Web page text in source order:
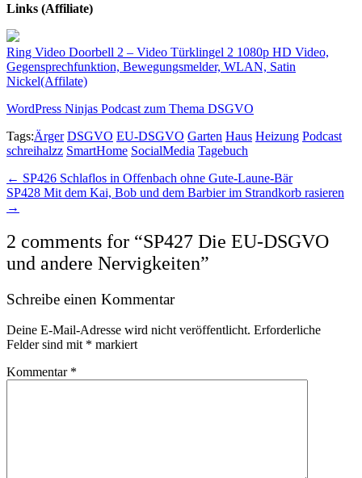
Links (Affiliate)
Ring Video Doorbell 2 – Video Türklingel 2 1080p HD Video,
Gegensprechfunktion, Bewegungsmelder, WLAN, Satin
Nickel(Affilate)
WordPress Ninjas Podcast zum Thema DSGVO
Tags:Ärger DSGVO EU-DSGVO Garten Haus Heizung Podcast
schreihalzz SmartHome SocialMedia Tagebuch
Post
navigation
← SP426 Schlaflos in Offenbach ohne Gute-Laune-Bär
SP428 Mit dem Kai, Bob und dem Barbier im Strandkorb rasieren
→
2 comments for “SP427 Die EU-DSGVO
und andere Nervigkeiten”
Schreibe einen Kommentar
Deine E-Mail-Adresse wird nicht veröffentlicht. Erforderliche
Felder sind mit * markiert
Kommentar *